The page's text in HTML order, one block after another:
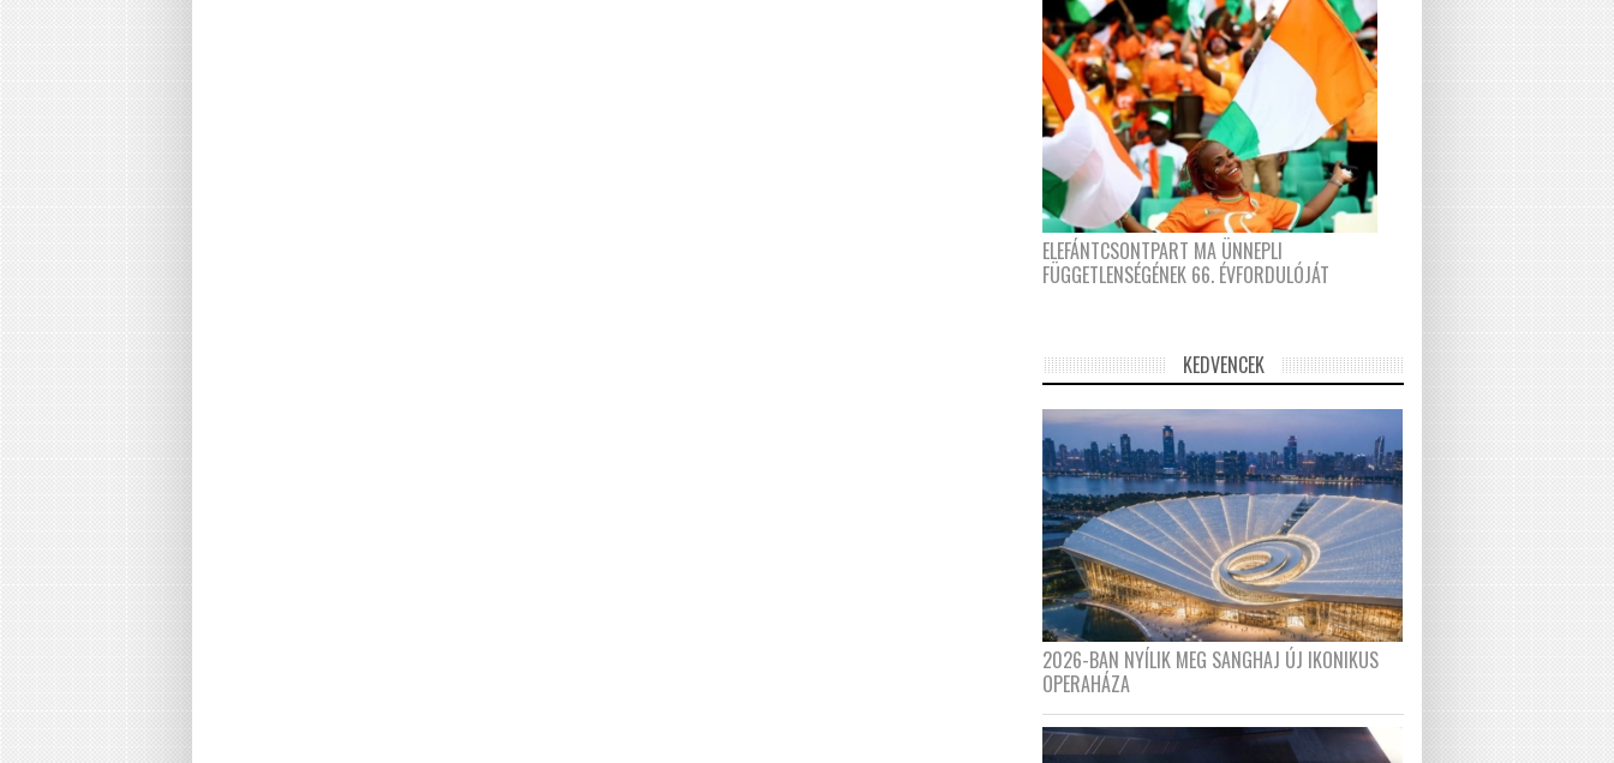
ELEFÁNTCSONTPART MA ÜNNEPLI
FÜGGETLENSÉGÉNEK 66. ÉVFORDULÓJÁT
KEDVENCEK
2026-BAN NYÍLIK MEG SANGHAJ ÚJ IKONIKUS
OPERAHÁZA